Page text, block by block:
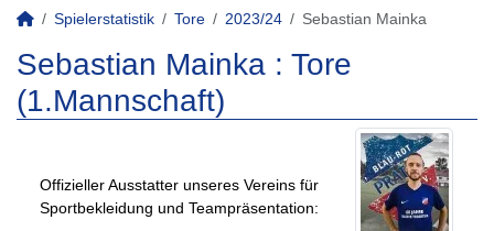
Spielerstatistik Tore 2023/24 Sebastian Mainka
Sebastian Mainka : Tore
(1.Mannschaft)
Offizieller Ausstatter unseres Vereins für
Sportbekleidung und Teampräsentation: